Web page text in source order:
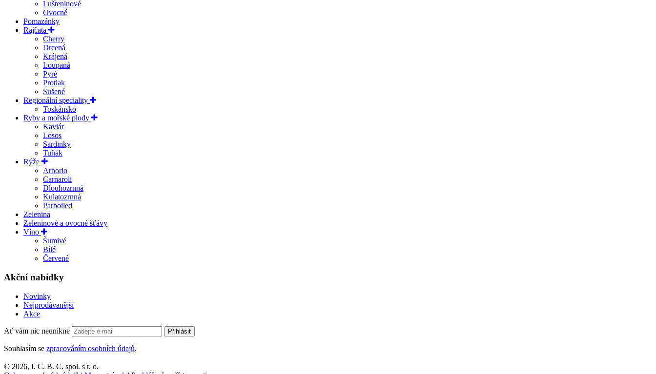
Lušteninové
Ovocné
Pomazánky
Rajčata
Cherry
Drcená
Krájená
Loupaná
Pyré
Protlak
Sušené
Regionální speciality
Toskánsko
Ryby a mořské plody
Kaviár
Losos
Sardinky
Tuňák
Rýže
Arborio
Carnaroli
Dlouhozrnná
Kulatozrnná
Parboiled
Zelenina
Zeleninové a ovocné šťávy
Víno
Šumivé
Bílé
Červené
Akční nabídky
Novinky
Nejprodávanější
Akce
Ať vám nic neunikne Přihlásit
Souhlasím se zpracováním osobních údajů.
© 2026, I. C. B. C. spol. s r. o.